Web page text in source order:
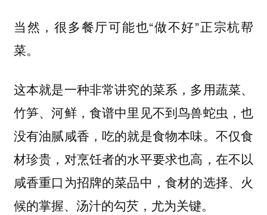
当然，很多餐厅可能也“做不好”正宗杭帮
菜。
这本就是一种非常讲究的菜系，多用蔬菜、
竹笋、河鲜，食谱中里见不到鸟兽蛇虫，也
没有油腻咸香，吃的就是食物本味。 不仅食
材珍贵，对烹饪者的水平要求也高 ，在不以
咸香重口为招牌的菜品中，食材的选择、火
候的掌握、汤汁的勾芡，尤为关键。